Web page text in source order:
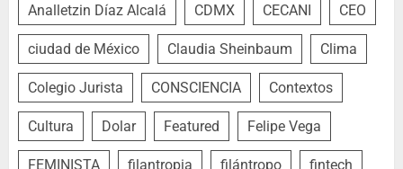
Analletzin Díaz Alcalá CDMX CECANI CEO
ciudad de México Claudia Sheinbaum Clima
Colegio Jurista CONSCIENCIA Contextos
Cultura Dolar Featured Felipe Vega
FEMINISTA filantropia filántropo fintech